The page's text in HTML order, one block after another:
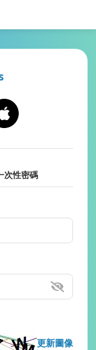
次性密碼
更新圖像